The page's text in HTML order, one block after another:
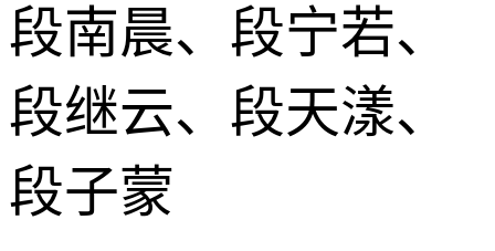
段南晨、段宁若、
段继云、段天漾、
段子蒙